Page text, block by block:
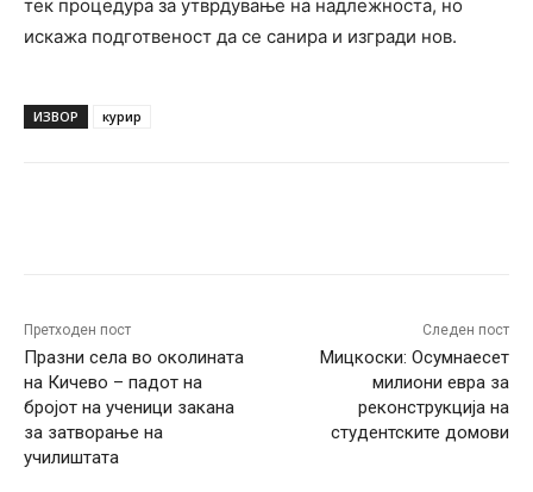
тек процедура за утврдување на надлежноста, но
искажа подготвеност да се санира и изгради нов.
ИЗВОР курир
Претходен пост
Празни села во околината
на Кичево – падот на
бројот на ученици закана
за затворање на
училиштата
Следен пост
Мицкоски: Осумнаесет
милиони евра за
реконструкција на
студентските домови